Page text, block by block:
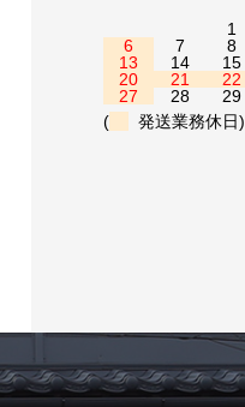
1
6
7 8
13
14 15
20
21 22
27
28 29
(
発送業務休日)